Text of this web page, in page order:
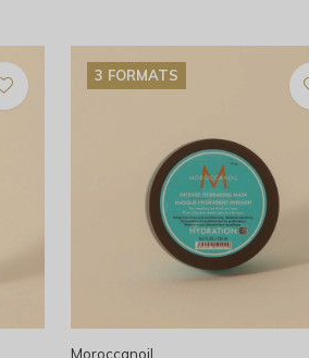
3 FORMATS
Moroccanoil